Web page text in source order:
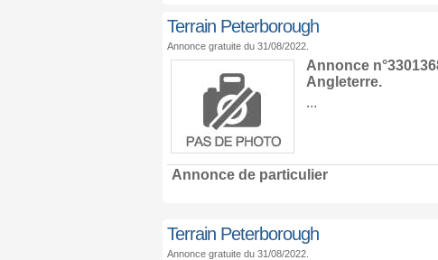
Terrain Peterborough
Annonce gratuite du 31/08/2022.
Annonce
Angleterre.
...
Annonce de particulier
Terrain Peterborough
Annonce gratuite du 31/08/2022.